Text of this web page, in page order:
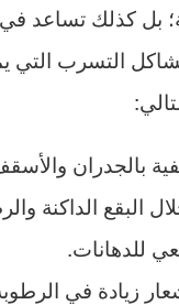
بل كذلك تساعد
التسرب التي
بالجدران
البقع الداكنة
للدهانات.
زيادة في